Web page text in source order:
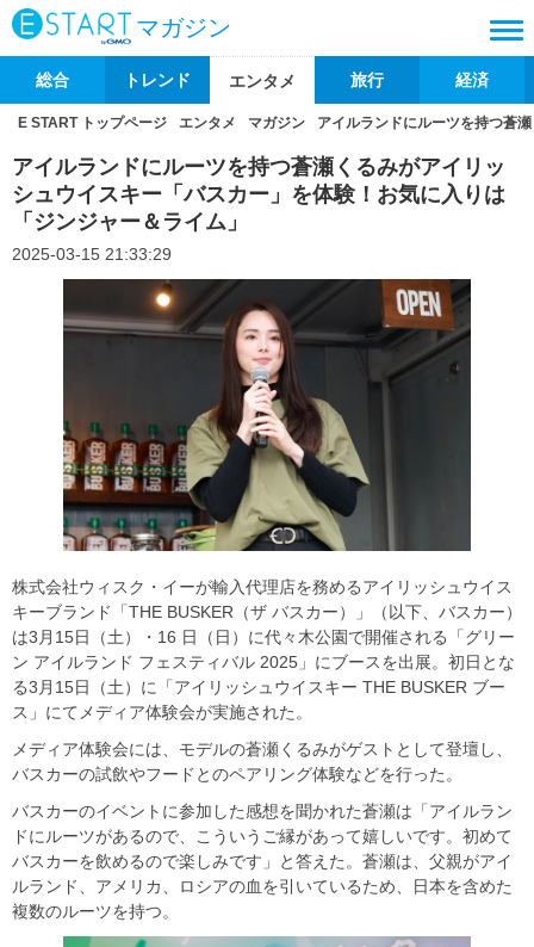
マガジン
総合 トレンド エンタメ 旅行 経済
E START トップページ エンタメ マガジン アイルランドにルーツを持つ蒼
アイルランドにルーツを持つ蒼瀬くるみがアイリッ
シュウイスキー「バスカー」を体験！お気に入りは
「ジンジャー＆ライム」
2025-03-15 21:33:29
株式会社ウィスク・イーが輸入代理店を務めるアイリッシュウイス
キーブランド「THE BUSKER（ザ バスカー）」（以下、バスカー）
は3月15日（土）・16 日（日）に代々木公園で開催される「グリー
ン アイルランド フェスティバル 2025」にブースを出展。初日とな
る3月15日（土）に「アイリッシュウイスキー THE BUSKER ブー
ス」にてメディア体験会が実施された。
メディア体験会には、モデルの蒼瀬くるみがゲストとして登壇し、
バスカーの試飲やフードとのペアリング体験などを行った。
バスカーのイベントに参加した感想を聞かれた蒼瀬は「アイルラン
ドにルーツがあるので、こういうご縁があって嬉しいです。初めて
バスカーを飲めるので楽しみです」と答えた。蒼瀬は、父親がアイ
ルランド、アメリカ、ロシアの血を引いているため、日本を含めた
複数のルーツを持つ。